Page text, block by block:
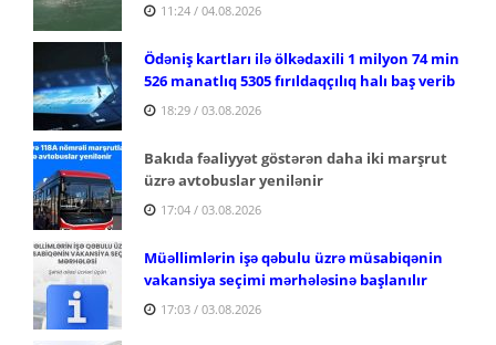
11:24 / 04.08.2026
Ödəniş kartları ilə ölkədaxili 1 milyon 74 min
526 manatlıq 5305 fırıldaqçılıq halı baş verib
18:29 / 03.08.2026
Bakıda fəaliyyət göstərən daha iki marşrut
üzrə avtobuslar yenilənir
17:04 / 03.08.2026
Müəllimlərin işə qəbulu üzrə müsabiqənin
vakansiya seçimi mərhələsinə başlanılır
17:03 / 03.08.2026